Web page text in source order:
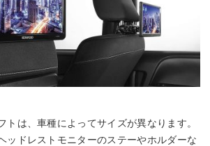
トは、車種によってサイズが異なります。
ッドレストモニターのステーやホルダーな